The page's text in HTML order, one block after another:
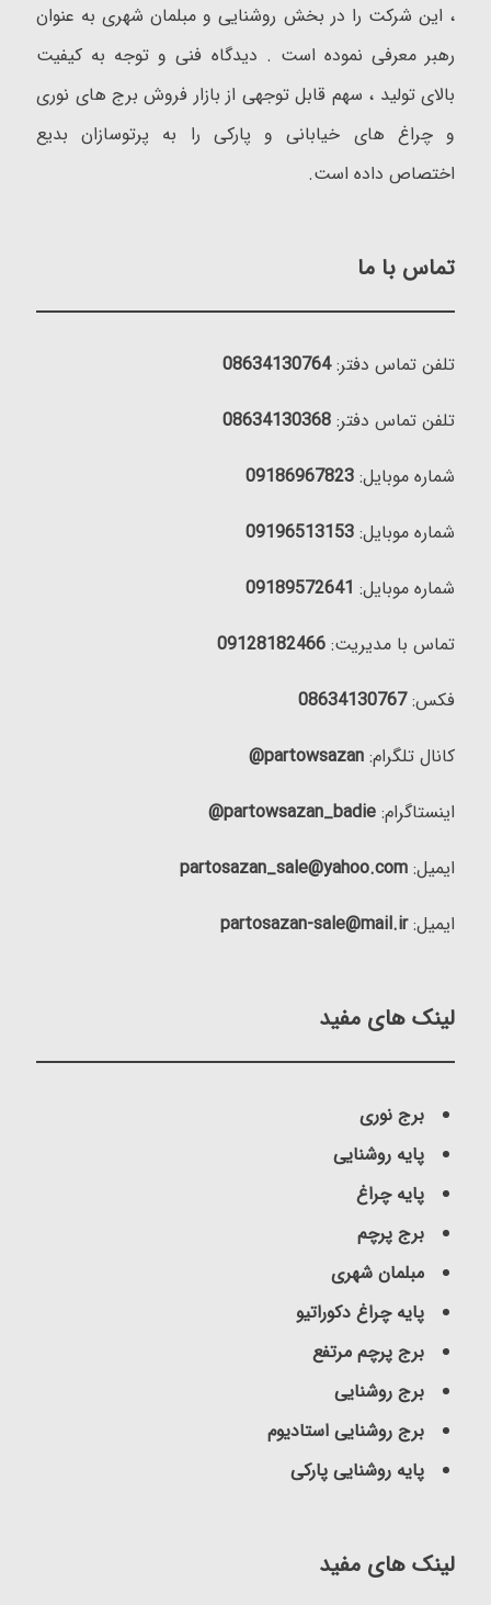
، این شرکت را در بخش روشنایی و مبلمان شهری به عنوان
رهبر معرفی نموده است . دیدگاه فنی و توجه به کیفیت
بالای تولید ، سهم قابل توجهی از بازار فروش برج های نوری
و چراغ های خیابانی و پارکی را به پرتوسازان بدیع
اختصاص داده است.
تماس با ما
تلفن تماس دفتر:08634130764
تلفن تماس دفتر:08634130368
شماره موبایل:09186967823
شماره موبایل:09196513153
شماره موبایل: 09189572641
تماس با مدیریت:09128182466
فکس:08634130767
کانال تلگرام:partowsazan@
اینستاگرام:partowsazan_badie@
ایمیل:partosazan_sale@yahoo.com
ایمیل:partosazan-sale@mail.ir
لینک های مفید
برج نوری
پایه روشنایی
پایه چراغ
برج پرچم
مبلمان شهری
پایه چراغ دکوراتیو
برج پرچم مرتفع
برج روشنایی
برج روشنایی استادیوم
پایه روشنایی پارکی
لینک های مفید